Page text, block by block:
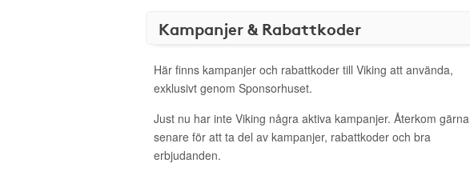
Kampanjer & Rabattkoder
Här finns kampanjer och rabattkoder till Viking att använda,
exklusivt genom Sponsorhuset.
Just nu har inte Viking några aktiva kampanjer. Återkom gärna
senare för att ta del av kampanjer, rabattkoder och bra
erbjudanden.